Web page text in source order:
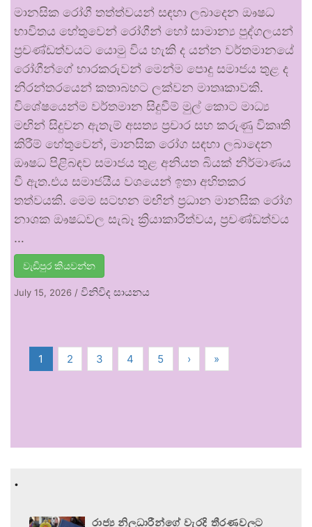
මානසික රෝගී තත්ත්වයන් සඳහා ලබාදෙන ඖෂධ
භාවිතය හේතුවෙන් රෝගීන් හෝ සාමාන්‍ය පුද්ගලයන්
ප්‍රචණ්ඩත්වයට යොමු විය හැකි ද යන්න වර්තමානයේ
රෝගීන්ගේ භාරකරුවන් මෙන්ම පොදු සමාජය තුළ ද
නිරන්තරයෙන් කතාබහට ලක්වන මාතෘකාවකි.
විශේෂයෙන්ම වර්තමාන සිදුවීම් මුල් කොට මාධ්‍ය
මඟින් සිදුවන ඇතැම් අසත්‍ය ප්‍රචාර සහ කරුණු විකෘති
කිරීම් හේතුවෙන්, මානසික රෝග සඳහා ලබාදෙන
ඖෂධ පිළිබඳව සමාජය තුළ අනියත බියක් නිර්මාණය
වී ඇත.එය සමාජයීය වශයෙන් ඉතා අහිතකර
තත්වයකි. මෙම සටහන මඟින් ප්‍රධාන මානසික රෝග
නාශක ඖෂධවල සැබෑ ක්‍රියාකාරීත්වය, ප්‍රචණ්ඩත්වය
…
වැඩිපුර කියවන්න
July 15, 2026 / විනිවිද සායනය
1 2 3 4 5 › »
.
රාජ්‍ය නිලධාරීන්ගේ වැරදි තීරණවලට